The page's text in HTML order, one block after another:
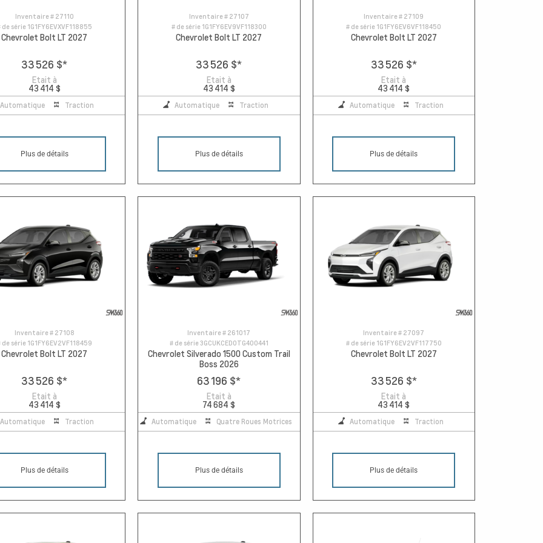
Inventaire # 27110
de série 1G1FY6EVXVF118855
Chevrolet Bolt LT 2027
33 526 $*
Etait à
43 414 $
Automatique Traction
Plus de détails
Inventaire # 27107
# de série 1G1FY6EV9VF118300
Chevrolet Bolt LT 2027
33 526 $*
Etait à
43 414 $
Automatique Traction
Plus de détails
Inventaire # 27109
# de série 1G1FY6EV6VF118450
Chevrolet Bolt LT 2027
33 526 $*
Etait à
43 414 $
Automatique Traction
Plus de détails
Inventaire # 27108
de série 1G1FY6EV2VF118459
Chevrolet Bolt LT 2027
33 526 $*
Etait à
43 414 $
Automatique Traction
Plus de détails
Inventaire # 261017
# de série3GCUKCED0TG400441
Chevrolet Silverado 1500 Custom Trail
Boss 2026
63 196 $*
Etait à
74 684 $
Automatique Quatre Roues Motrices
Plus de détails
Inventaire # 27097
# de série 1G1FY6EV2VF117750
Chevrolet Bolt LT 2027
33 526 $*
Etait à
43 414 $
Automatique Traction
Plus de détails